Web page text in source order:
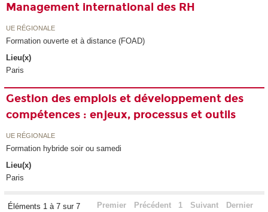
Management international des RH
UE RÉGIONALE
Formation ouverte et à distance (FOAD)
Lieu(x)
Paris
Gestion des emplois et développement des
compétences : enjeux, processus et outils
UE RÉGIONALE
Formation hybride soir ou samedi
Lieu(x)
Paris
Éléments 1 à 7 sur 7 Premier Précédent 1 Suivant Dernier